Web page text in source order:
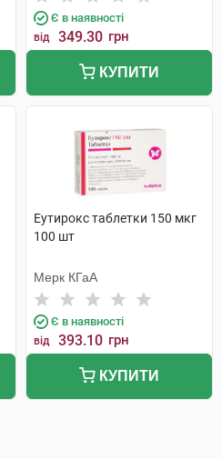
Є в наявності
від 349.30 грн
КУПИТИ
Еутирокс таблетки 150 мкг
100 шт
Мерк КГаА
Є в наявності
від 393.10 грн
КУПИТИ